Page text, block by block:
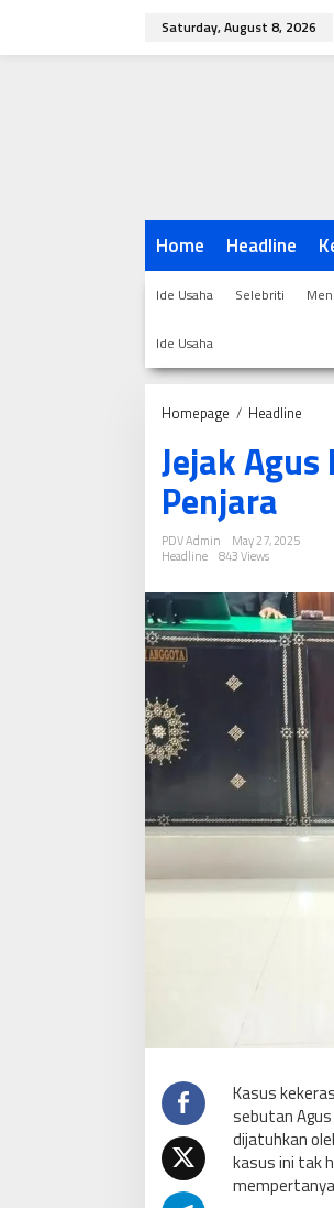
content
Saturday, August 8, 2026
Home Headline
Ide Usaha Selebriti
Ide Usaha
Homepage / Headline
Jejak
Penjara
PDV Admin
May 27, 2025
Headline
843 Views
Kasus
sebutan
dijatuhkan
kasus ini tak